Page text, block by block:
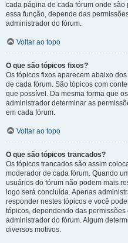
cada página de cada fórum onde
essa função, depende das
administrador do fórum.
Voltar ao topo
O que são tópicos fixos?
Os tópicos fixos aparecem abaixo
de cada fórum. São tópicos com
que possível. Da mesma forma que
administrador determinar as
em cada fórum.
Voltar ao topo
O que são tópicos trancados?
Os tópicos trancados são assim
moderador de cada fórum. Quando
usuários do fórum não podem mais
logo será concluída. Apenas
responder nestes tópicos e você
tópicos, dependendo das
administrador do fórum. Algum
diversos motivos.